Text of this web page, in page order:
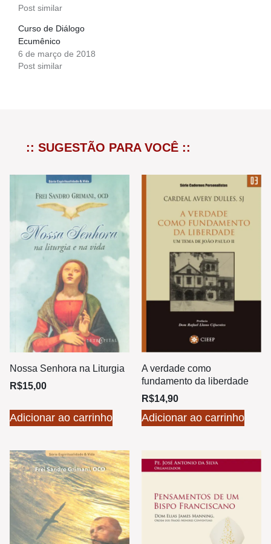
Post similar
Curso de Diálogo
Ecumênico
6 de março de 2018
Post similar
:: SUGESTÃO PARA VOCÊ ::
Nossa Senhora na Liturgia
R$15,00
Adicionar ao carrinho
A verdade como
fundamento da liberdade
R$14,90
Adicionar ao carrinho